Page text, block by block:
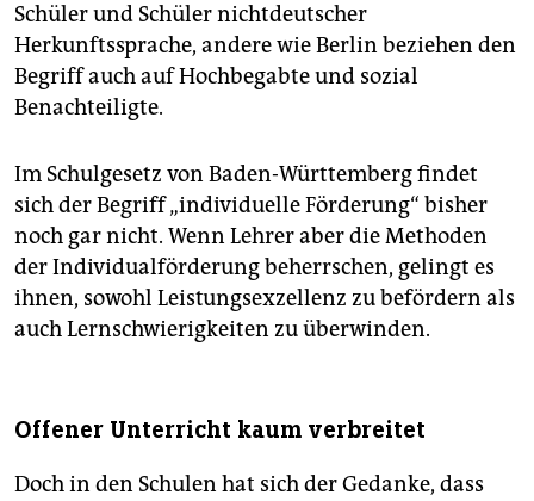
Schüler und Schüler nichtdeutscher
Herkunftssprache, andere wie Berlin beziehen den
Begriff auch auf Hochbegabte und sozial
Benachteiligte.
Im Schulgesetz von Baden-Württemberg findet
sich der Begriff „individuelle Förderung“ bisher
noch gar nicht. Wenn Lehrer aber die Methoden
der Individualförderung beherrschen, gelingt es
ihnen, sowohl Leistungsexzellenz zu befördern als
auch Lernschwierigkeiten zu überwinden.
Offener Unterricht kaum verbreitet
Doch in den Schulen hat sich der Gedanke, dass